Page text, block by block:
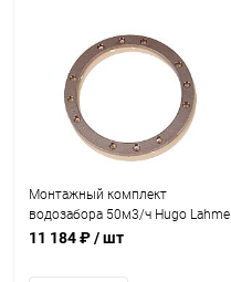
Монтажный комплект
водозабора 50м3/ч Hugo Lahme
(универсал) (9162550)
11 184 ₽/ шт